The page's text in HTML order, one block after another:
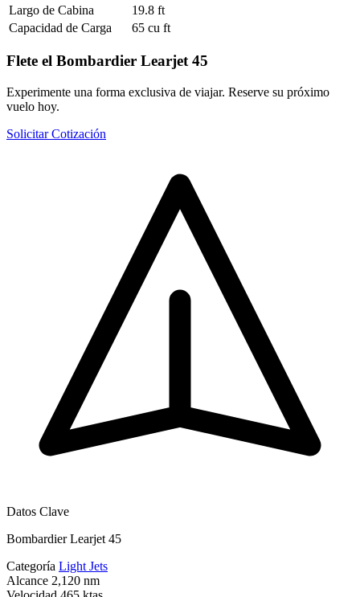
Largo de Cabina
19.8 ft
Capacidad de Carga
65 cu ft
Flete el Bombardier Learjet 45
Experimente una forma exclusiva de viajar. Reserve su próximo
vuelo hoy.
Solicitar Cotización
Datos Clave
Bombardier Learjet 45
Categoría Light Jets
Alcance 2,120 nm